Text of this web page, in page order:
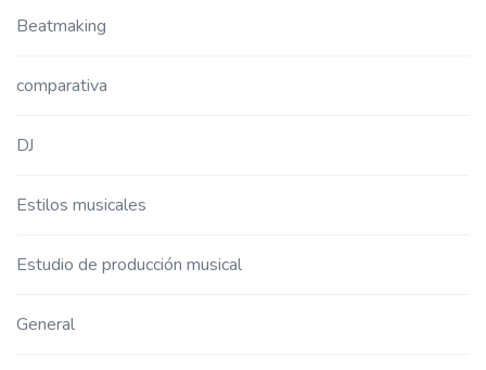
Beatmaking
comparativa
DJ
Estilos musicales
Estudio de producción musical
General